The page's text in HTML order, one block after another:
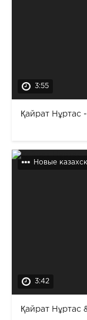
3:55
Қайрат Нұртас
Новые
3:42
Қайрат Нұртас